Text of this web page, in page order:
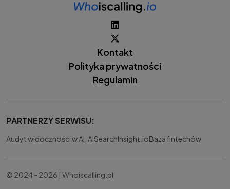
Kontakt
Polityka prywatności
Regulamin
PARTNERZY SERWISU:
Audyt widoczności w AI: AISearchInsight.ioBaza fintechów
© 2024 - 2026 | Whoiscalling.pl